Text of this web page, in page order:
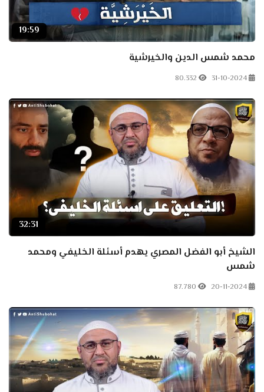
19:59
محمد شمس الدين والخيرشية
31-10-2024
80.332
32:31
الشيخ أبو الفضل المصري يهدم أسئلة الخليفي ومحمد
شمس
20-11-2024
87.780